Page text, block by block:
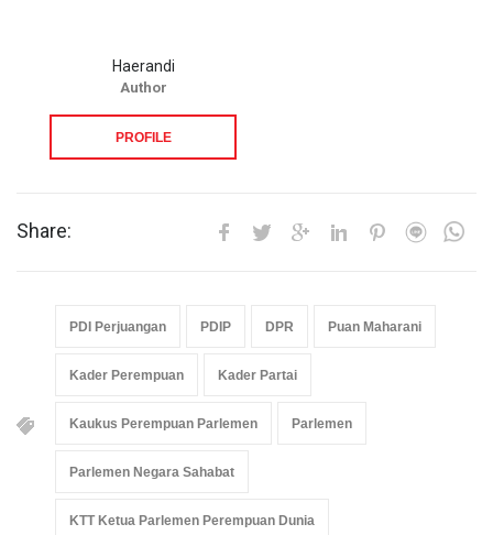
Haerandi
Author
PROFILE
Share:
PDI Perjuangan PDIP DPR Puan Maharani
Kader Perempuan Kader Partai
Kaukus Perempuan Parlemen Parlemen
Parlemen Negara Sahabat
KTT Ketua Parlemen Perempuan Dunia